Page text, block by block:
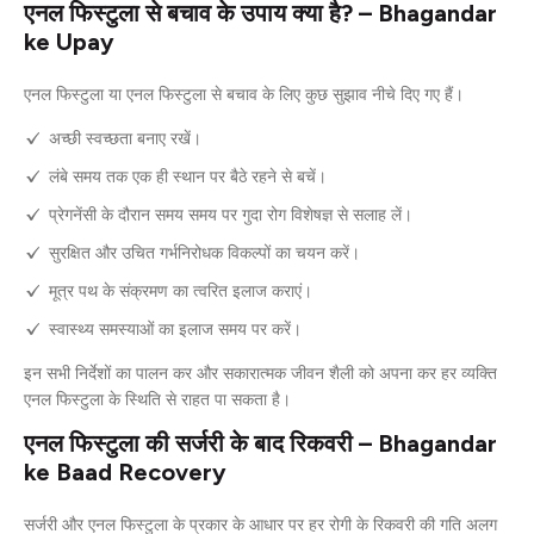
एनल फिस्टुला से बचाव के उपाय क्या है? – Bhagandar
ke Upay
एनल फिस्टुला या एनल फिस्टुला से बचाव के लिए कुछ सुझाव नीचे दिए गए हैं।
अच्छी स्वच्छता बनाए रखें।
लंबे समय तक एक ही स्थान पर बैठे रहने से बचें।
प्रेगनेंसी के दौरान समय समय पर गुदा रोग विशेषज्ञ से सलाह लें।
सुरक्षित और उचित गर्भनिरोधक विकल्पों का चयन करें।
मूत्र पथ के संक्रमण का त्वरित इलाज कराएं।
स्वास्थ्य समस्याओं का इलाज समय पर करें।
इन सभी निर्देशों का पालन कर और सकारात्मक जीवन शैली को अपना कर हर व्यक्ति
एनल फिस्टुला के स्थिति से राहत पा सकता है।
एनल फिस्टुला की सर्जरी के बाद रिकवरी – Bhagandar
ke Baad Recovery
सर्जरी और एनल फिस्टुला के प्रकार के आधार पर हर रोगी के रिकवरी की गति अलग